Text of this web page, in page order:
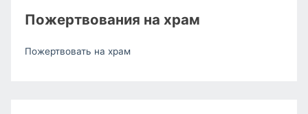
Пожертвования на храм
Пожертвовать на храм